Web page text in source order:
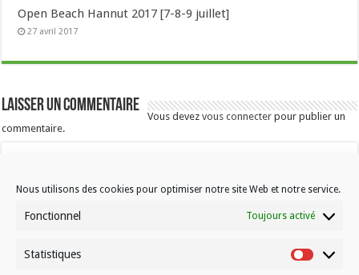
Nous utilisons des cookies pour optimiser notre site Web et notre service.
Fonctionnel Toujours activé
Statistiques
Open Beach Hannut 2017 [7-8-9 juillet]
27 avril 2017
Laisser un commentaire
Vous devezvous connecter pour publier un
commentaire.
Contactez-nous